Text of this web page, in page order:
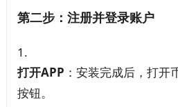
第二步：注册并登录账户
打开APP ：安装完成后，打开
按钮。